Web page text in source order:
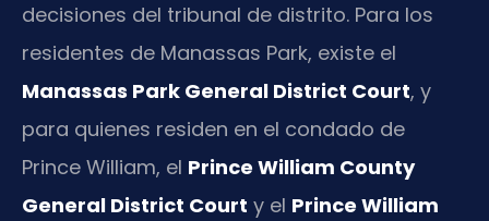
decisiones del tribunal de distrito. Para los
residentes de Manassas Park, existe el
Manassas Park General District Court, y
para quienes residen en el condado de
Prince William, el Prince William County
General District Court y el Prince William